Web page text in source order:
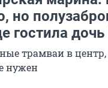
но
гостила
трамваи в
нужен